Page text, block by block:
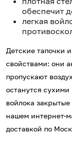
обеспечит
легкая
Детские тапочки
свойствами: они
пропускают
останутся
войлока
нашем интернет-
доставкой по